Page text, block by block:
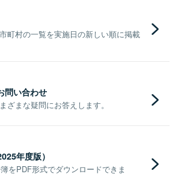
町村の一覧を実施日の新しい順に掲載
問い合わせ
ざまな疑問にお答えします。
年度版）
をPDF形式でダウンロードできま